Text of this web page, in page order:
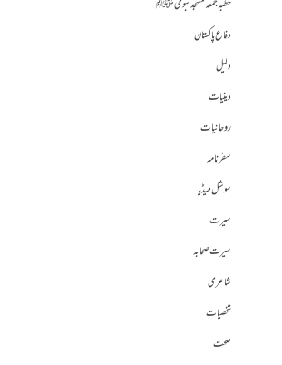
خطبہ جمعہ مسجد نبوی ﷺ
دفاع پاکستان
دلیل
دینیات
روحانیات
سفرنامہ
سوشل میڈیا
سیرت
سیرت صحابہ
شاعری
شخصیات
صحت